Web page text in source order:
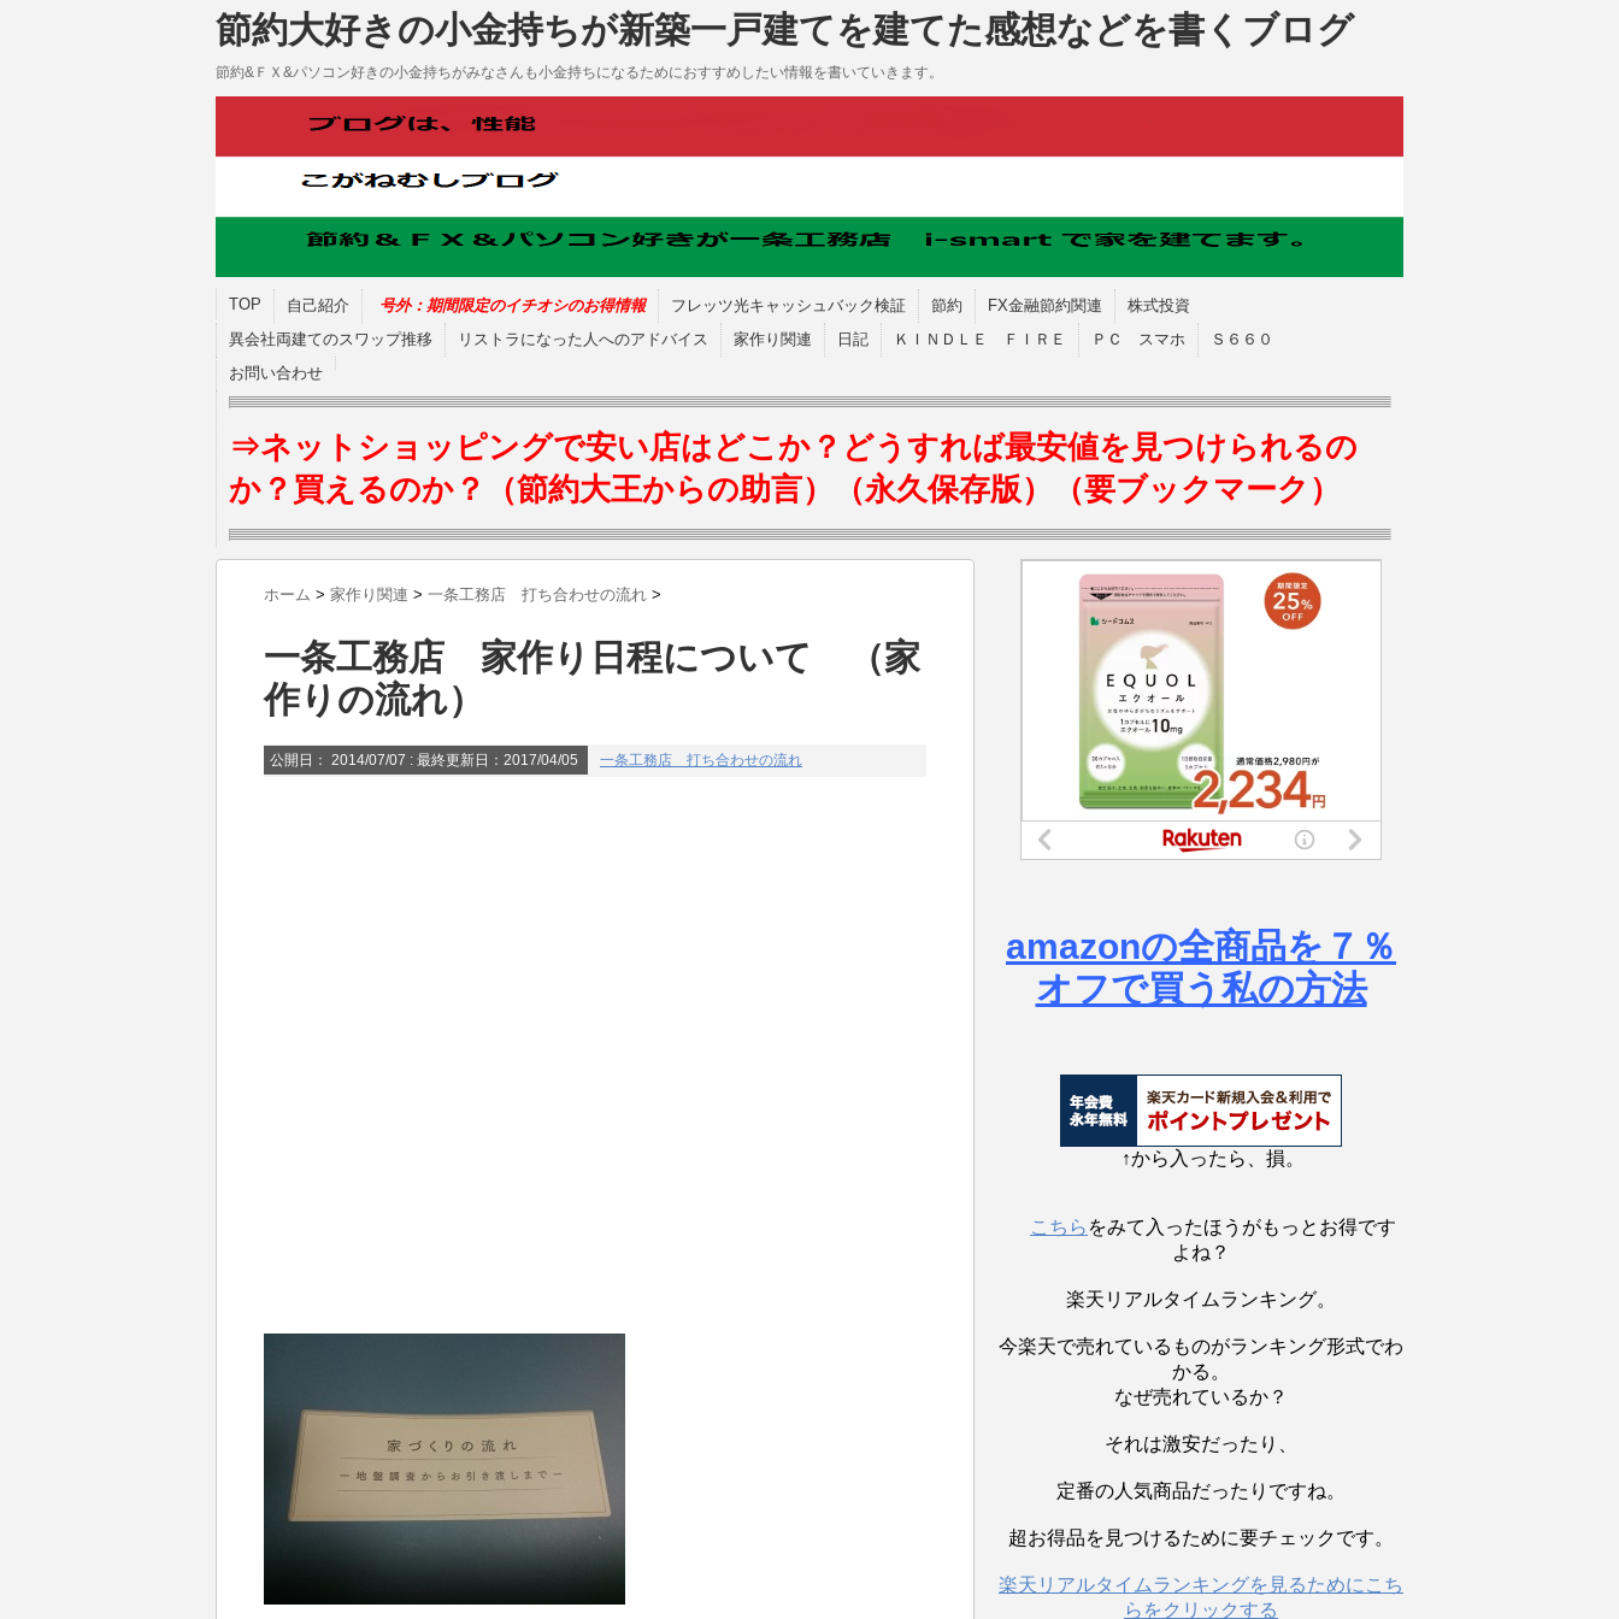
節約大好きの小金持ちが新築一戸建てを建てた感想などを書くブログ
節約&ＦＸ&パソコン好きの小金持ちがみなさんも小金持ちになるためにおすすめしたい情報を書いていきます。
TOP 自己紹介 号外：期間限定のイチオシのお得情報 フレッツ光キャッシュバック検証 節約 FX金融節約関連
株式投資
異会社両建てのスワップ推移
リストラになった人へのアドバイス 家作り関連 日記 ＫＩＮＤＬＥ ＦＩＲＥ ＰＣ スマホ
Ｓ６６０
お問い合わせ
⇒ネットショッピングで安い店はどこか？どうすれば最安値を見つけられるの
か？買えるのか？（節約大王からの助言）（永久保存版）（要ブックマーク）
ホーム > 家作り関連 > 一条工務店 打ち合わせの流れ >
一条工務店 家作り日程について （家
作りの流れ）
公開日： 2014/07/07 : 最終更新日：2017/04/05 一条工務店 打ち合わせの流れ
amazonの全商品を７％
オフで買う私の方法
↑から入ったら、損。
こちら をみて入ったほうがもっとお得です
よね？
楽天リアルタイムランキング。
今楽天で売れているものがランキング形式でわ
かる。
なぜ売れているか？
それは激安だったり、
定番の人気商品だったりですね。
超お得品を見つけるために要チェックです。
楽天リアルタイムランキングを見るためにこち
らをクリックする